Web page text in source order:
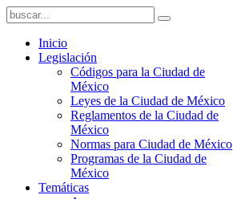
Inicio
Legislación
Códigos para la Ciudad de
México
Leyes de la Ciudad de México
Reglamentos de la Ciudad de
México
Normas para Ciudad de México
Programas de la Ciudad de
México
Temáticas